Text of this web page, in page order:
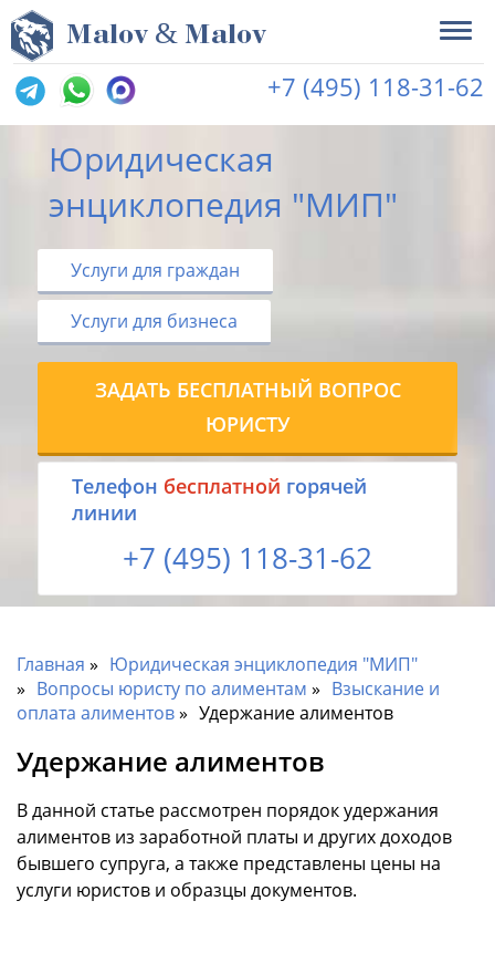
Malov & Malov
+7 (495) 118-31-62
Юридическая
энциклопедия "МИП"
Услуги для граждан
Услуги для бизнеса
ЗАДАТЬ БЕСПЛАТНЫЙ ВОПРОС
ЮРИСТУ
Tелефон бесплатной горячей
линии
+7 (495) 118-31-62
Главная
Юридическая энциклопедия "МИП"
Вопросы юристу по алиментам
Взыскание и
оплата алиментов
Удержание алиментов
Удержание алиментов
В данной статье рассмотрен порядок удержания
алиментов из заработной платы и других доходов
бывшего супруга, а также представлены цены на
услуги юристов и образцы документов.